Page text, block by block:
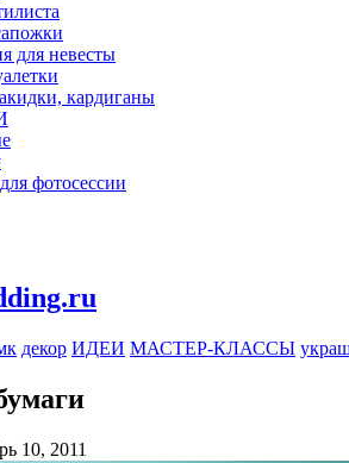
для невесты
кардиганы
фотосессии
декор ИДЕИ МАСТЕР-КЛАССЫ
10, 2011